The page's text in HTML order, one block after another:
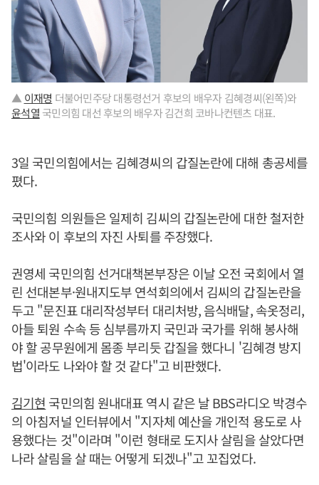
▲이재명 더불어민주당 대통령선거 후보의 배우자 김혜경씨(왼쪽)와
윤석열 국민의힘 대선 후보의 배우자 김건희 코바나컨텐츠 대표.
3일 국민의힘에서는 김혜경씨의 갑질논란에 대해 총공세를
폈다.
국민의힘 의원들은 일제히 김씨의 갑질논란에 대한 철저한
조사와 이 후보의 자진 사퇴를 주장했다.
권영세 국민의힘 선거대책본부장은 이날 오전 국회에서 열
린 선대본부·원내지도부 연석회의에서 김씨의 갑질논란을
두고 "문진표 대리작성부터 대리처방, 음식배달, 속옷정리,
아들 퇴원 수속 등 심부름까지 국민과 국가를 위해 봉사해
야 할 공무원에게 몸종 부리듯 갑질을 했다니 '김혜경 방지
법'이라도 나와야 할 것 같다"고 비판했다.
김기현 국민의힘 원내대표 역시 같은 날 BBS라디오 박경수
의 아침저널 인터뷰에서 "지자체 예산을 개인적 용도로 사
용했다는 것"이라며 "이런 형태로 도지사 살림을 살았다면
나라 살림을 살 때는 어떻게 되겠나"고 꼬집었다.